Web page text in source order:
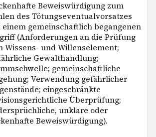
Beweiswürdigung zum
des Tötungseventualvorsatzes
einem gemeinschaftlich begangenen
(Anforderungen an die Prüfung
Wissens- und Willenselement;
Gewalthandlung;
gemeinschaftliche
Verwendung gefährlicher
eingeschränkte
Überprüfung;
unklare oder
Beweiswürdigung).